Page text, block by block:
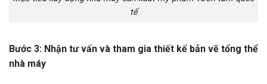
tế
Bước 3: Nhận tư vấn và tham gia thiết kế bản vẽ tổng thể
nhà máy